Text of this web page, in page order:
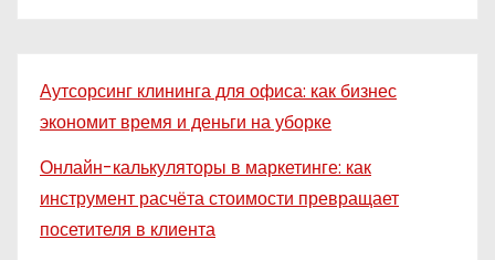
Аутсорсинг клининга для офиса: как бизнес
экономит время и деньги на уборке
Онлайн-калькуляторы в маркетинге: как
инструмент расчёта стоимости превращает
посетителя в клиента